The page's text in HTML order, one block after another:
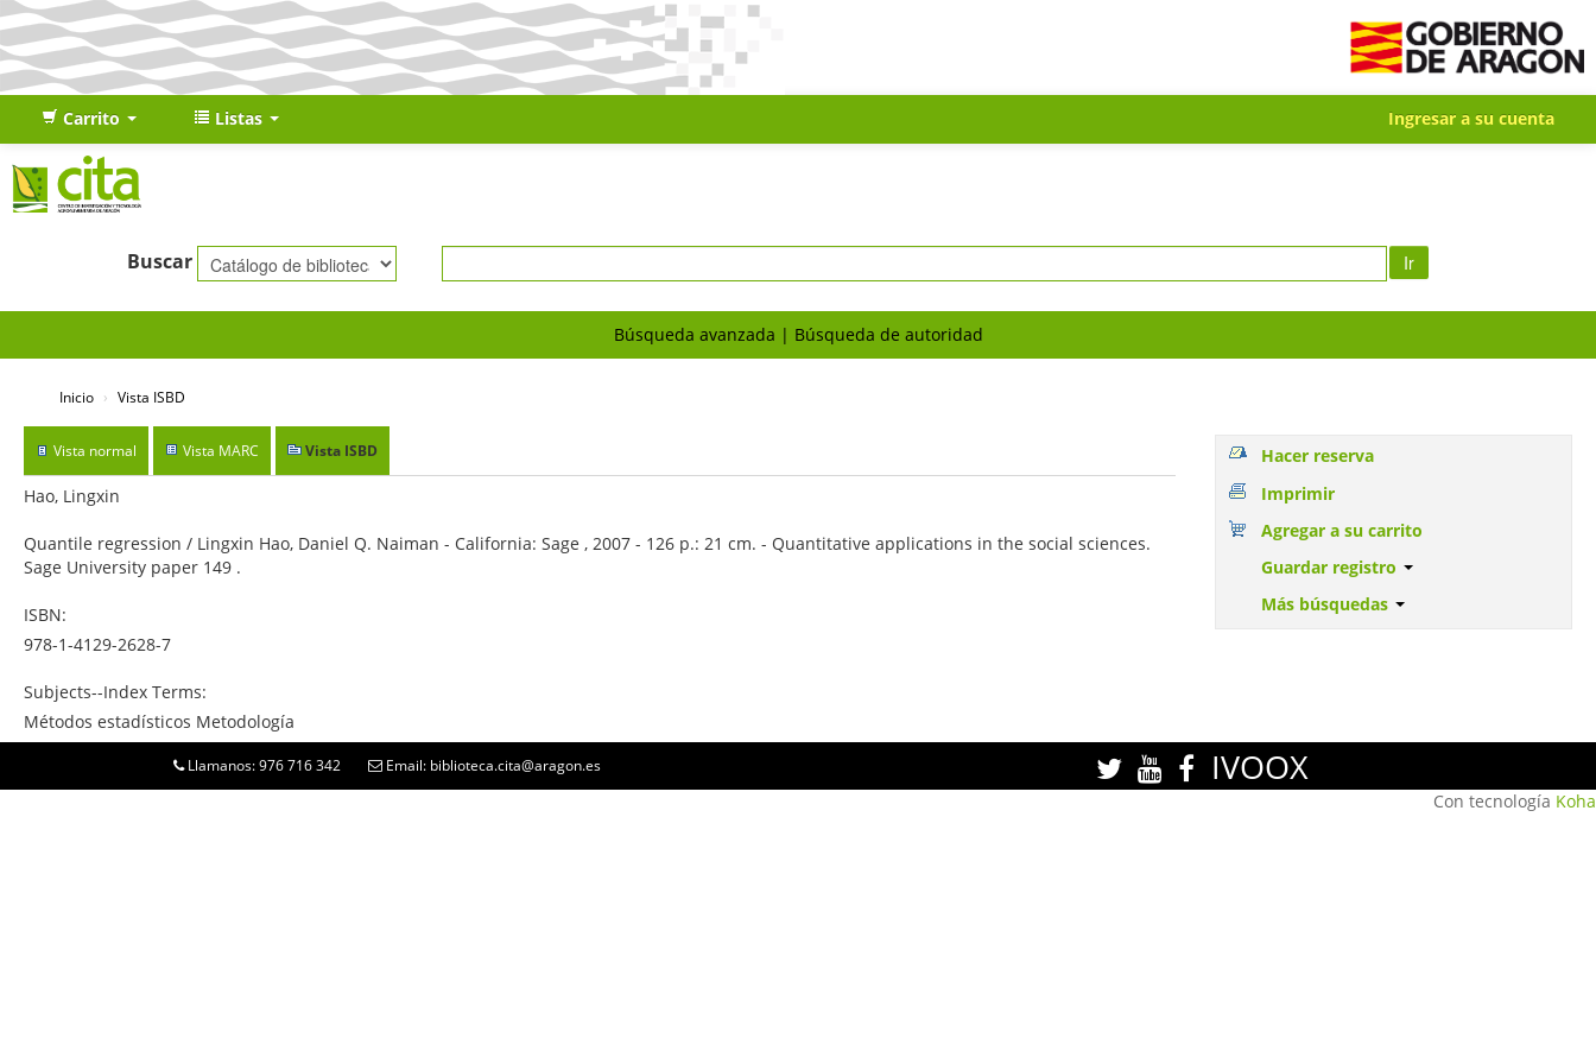
Carrito Listas Ingresar a su cuenta
Buscar Ir
Búsqueda avanzada Búsqueda de autoridad
Inicio › Vista ISBD
Vista normal Vista MARC Vista ISBD
Hao, Lingxin
Quantile regression / Lingxin Hao, Daniel Q. Naiman - California: Sage , 2007 - 126 p.: 21 cm. - Quantitative applications in the social sciences.
Sage University paper 149 .
ISBN:
978-1-4129-2628-7
Subjects--Index Terms:
Métodos estadísticos Metodología
Hacer reserva
Imprimir
Agregar a su carrito
Guardar registro
Más búsquedas
Llamanos: 976 716 342 Email: biblioteca.cita@aragon.es IVOOX
Con tecnología Koha